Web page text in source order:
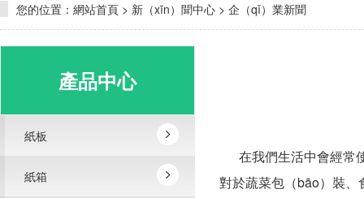
您的位置： 網站首頁 > 新（xīn）聞中心 > 企（qǐ）業新聞
產品中心
紙板
紙箱
在我們生活中會經常
對於蔬菜包（bāo）裝